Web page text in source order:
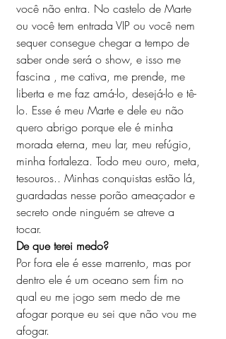
você não entra. No castelo de Marte
ou você tem entrada VIP ou você nem
sequer consegue chegar a tempo de
saber onde será o show, e isso me
fascina , me cativa, me prende, me
liberta e me faz amá-lo, desejá-lo e tê-
lo. Esse é meu Marte e dele eu não
quero abrigo porque ele é minha
morada eterna, meu lar, meu refúgio,
minha fortaleza. Todo meu ouro, meta,
tesouros.. Minhas conquistas estão lá,
guardadas nesse porão ameaçador e
secreto onde ninguém se atreve a
tocar.
De que terei medo?
Por fora ele é esse marrento, mas por
dentro ele é um oceano sem fim no
qual eu me jogo sem medo de me
afogar porque eu sei que não vou me
afogar.